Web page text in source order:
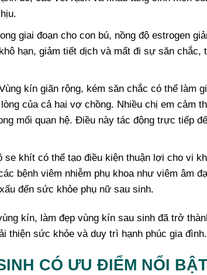
giai đoạn cho con bú, nồng độ estrogen
hạn, giảm tiết dịch và mất đi sự săn chắc,
kín giãn rộng, kém săn chắc có thể làm
của cả hai vợ chồng. Nhiều chị em cảm
mối quan hệ. Điều này tác động trực tiếp
se khít có thể tạo điều kiện thuận lợi cho vi
bệnh viêm nhiễm phụ khoa như viêm âm
đến sức khỏe phụ nữ sau sinh.
kín, làm đẹp vùng kín sau sinh đã trở
thiện sức khỏe và duy trì hạnh phúc gia đình.
CÓ ƯU ĐIỂM NỔI